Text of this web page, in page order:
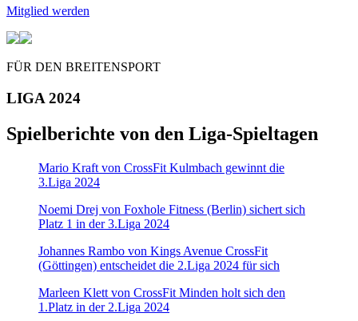
Mitglied werden
FÜR DEN BREITENSPORT
LIGA 2024
Spielberichte von den Liga-Spieltagen
Mario Kraft von CrossFit Kulmbach gewinnt die
3.Liga 2024
Noemi Drej von Foxhole Fitness (Berlin) sichert sich
Platz 1 in der 3.Liga 2024
Johannes Rambo von Kings Avenue CrossFit
(Göttingen) entscheidet die 2.Liga 2024 für sich
Marleen Klett von CrossFit Minden holt sich den
1.Platz in der 2.Liga 2024